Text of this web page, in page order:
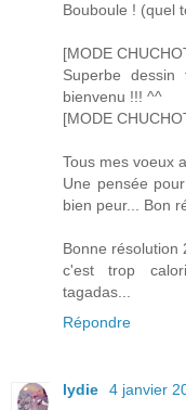
Bouboule ! (quel
[MODE
Superbe
bienvenu !!! ^^
[MODE
Tous mes voeux
Une pensée
bien peur... Bon
Bonne résolution
c'est trop
tagadas...
Répondre
lydie
4 janvier